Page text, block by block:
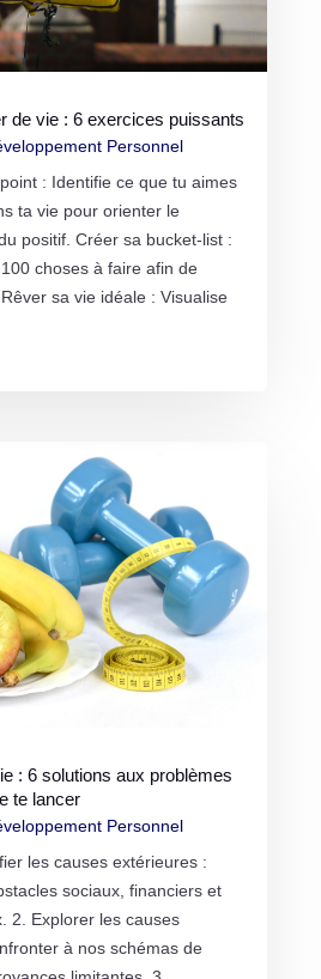
de vie : 6 exercices puissants
Personnel
: Identifie ce que tu aimes
ta vie pour orienter le
positif. Créer sa bucket-list :
choses à faire afin de
sa vie idéale : Visualise
: 6 solutions aux problèmes
te lancer
Personnel
les causes extérieures :
sociaux, financiers et
2. Explorer les causes
à nos schémas de